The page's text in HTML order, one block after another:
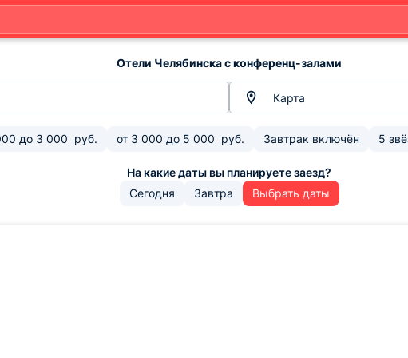
Отели Челябинска с конференц-залами
Карта
до 3 000 руб. от 3 000 до 5 000 руб. Завтрак включён 5
Сегодня Завтра Выбрать даты